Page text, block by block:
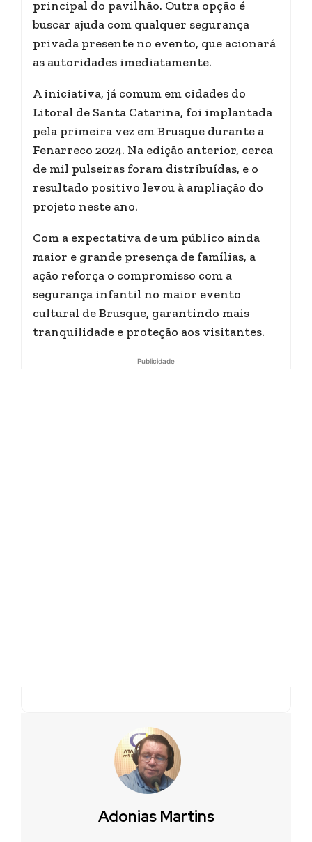
principal do pavilhão. Outra opção é
buscar ajuda com qualquer segurança
privada presente no evento, que acionará
as autoridades imediatamente.
A iniciativa, já comum em cidades do
Litoral de Santa Catarina, foi implantada
pela primeira vez em Brusque durante a
Fenarreco 2024. Na edição anterior, cerca
de mil pulseiras foram distribuídas, e o
resultado positivo levou à ampliação do
projeto neste ano.
Com a expectativa de um público ainda
maior e grande presença de famílias, a
ação reforça o compromisso com a
segurança infantil no maior evento
cultural de Brusque, garantindo mais
tranquilidade e proteção aos visitantes.
Publicidade
Adonias Martins